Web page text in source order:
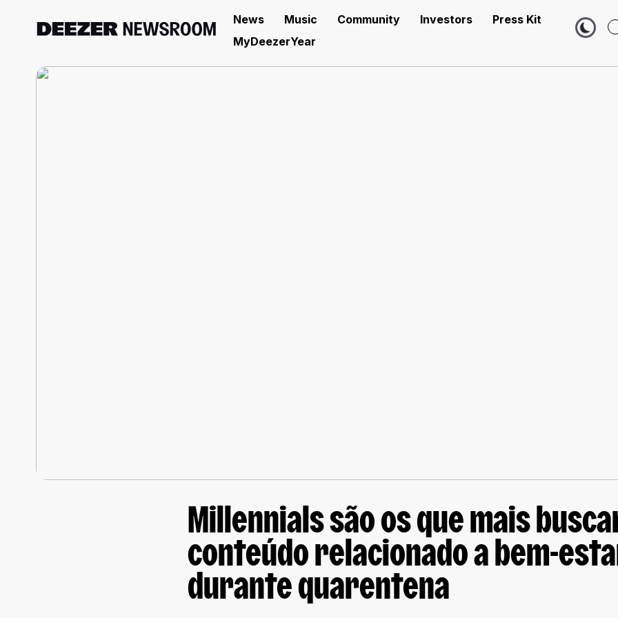
News Music Community Investors
Press Kit
MyDeezerYear
Millennials são os que mais
conteúdo relacionado a bem-
durante quarentena